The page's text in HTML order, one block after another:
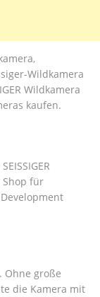
Wildkamera
Wildkamera
kaufen.
Shop für
Ohne große
die Kamera mit